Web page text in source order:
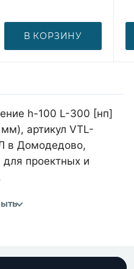
В КОРЗИНУ
h-100 L-300 [нп]
артикул VTL-
в Домодедово,
проектных и